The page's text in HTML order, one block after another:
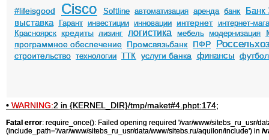
#lifeisgood Cisco Softline автоматизация аренда банк
Банк
выставка
Гарант инвестиции инновации интернет интернет-
Красноярск кредиты лизинг логистика мебель модернизация
программное обеспечение Промсвязьбанк ПФР
строительство технологии ТТК услуги банка финансы футбол
• WARNING:2 in {KERNEL_DIR}/tmp/maket#4.phpt:174;
Fatal error: require_once(): Failed opening required '/var/www/sitebs_ru_usr/
(include_path='/var/www/sitebs_ru_usr/data/www/sitebs.ru/aquilon/include') in /